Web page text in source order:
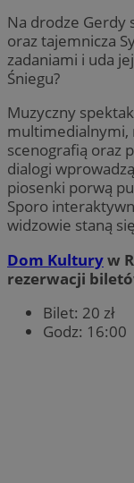
Na drodze Gerdy
oraz tajemnicza
zadaniami i uda
Śniegu?
Muzyczny
multimedialnymi,
scenografią oraz
dialogi
piosenki porwą
Sporo
widzowie staną
Dom Kulturyw
rezerwacji
Bilet: 20 zł
Godz: 16:00